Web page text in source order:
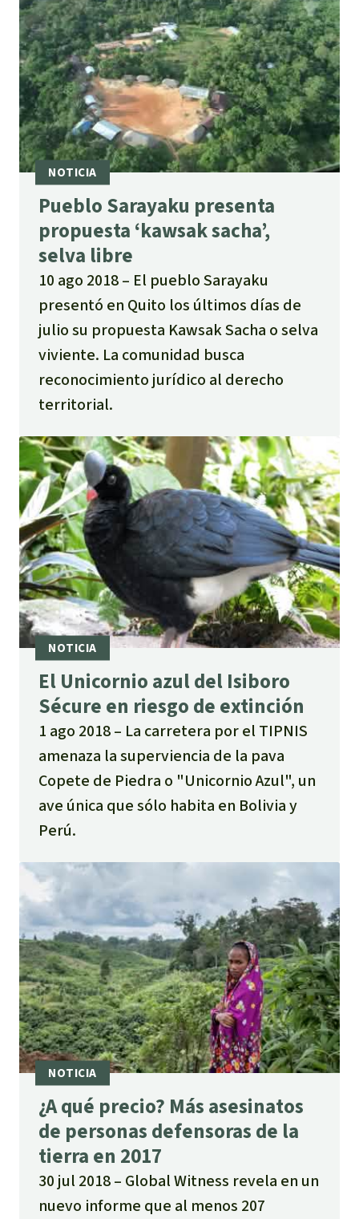
Pueblo Sarayaku presenta
propuesta ‘kawsak sacha’,
selva libre
10 ago 2018
El pueblo Sarayaku
presentó en Quito los últimos días de
julio su propuesta Kawsak Sacha o selva
viviente. La comunidad busca
reconocimiento jurídico al derecho
territorial.
El Unicornio azul del Isiboro
Sécure en riesgo de extinción
1 ago 2018
La carretera por el TIPNIS
amenaza la superviencia de la pava
Copete de Piedra o "Unicornio Azul", un
ave única que sólo habita en Bolivia y
Perú.
¿A qué precio? Más asesinatos
de personas defensoras de la
tierra en 2017
30 jul 2018
Global Witness revela en un
nuevo informe que al menos 207